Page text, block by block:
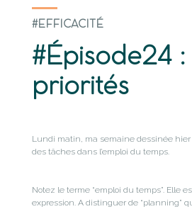
#EFFICACITÉ
#Épisode24
priorités
Lundi matin, ma semaine dessinée hier
des tâches dans l’emploi du temps.
Notez le terme “emploi du temps”. Elle
expression. A distinguer de “planning”